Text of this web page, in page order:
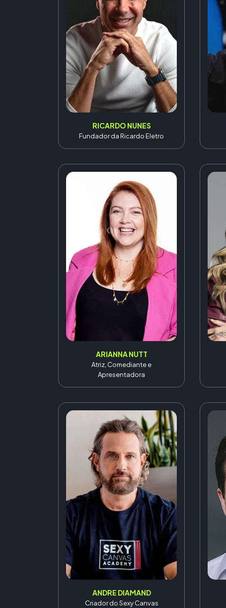
RICARDO NUNES
Fundador da Ricardo Eletro
ARIANNA NUTT
Atriz, Comediante e
Apresentadora
ANDRE DIAMAND
Criador do Sexy Canvas